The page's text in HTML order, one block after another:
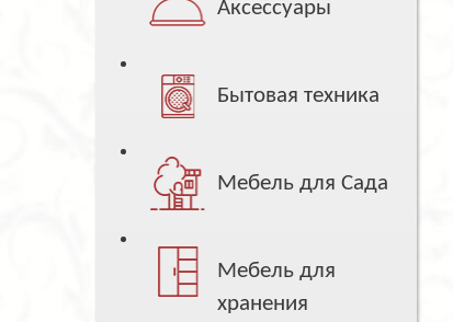
Аксессуары
Бытовая техника
Мебель для Сада
Мебель для
хранения